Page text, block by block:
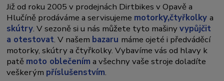
Již od roku 2005 v prodejnách Dirtbikes v Opavě a
Hlučíně prodáváme a servisujeme motorky,čtyřkolkya
skútry. V sezoně si u nás můžete tyto mašinyvypůjčit
a otestovat. V našem bazaru máme ojeté i předváděcí
motorky, skútry a čtyřkolky. Vybavíme vás od hlavy k
patě moto oblečením a všechny vaše stroje doladíte
veškerým příslušenstvím.